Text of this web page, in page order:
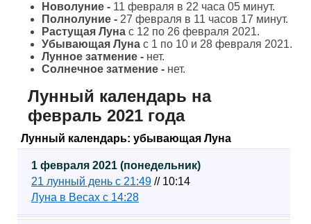
Новолуние - 11 февраля в 22 часа 05 минут.
Полнолуние - 27 февраля в 11 часов 17 минут.
Растущая Луна с 12 по 26 февраля 2021.
Убывающая Луна с 1 по 10 и 28 февраля 2021.
Лунное затмение - нет.
Солнечное затмение - нет.
Лунный календарь на
февраль 2021 года
Лунный календарь: убывающая Луна
1 февраля 2021 (понедельник)
21 лунный день с 21:49 // 10:14
Луна в Весах с 14:28